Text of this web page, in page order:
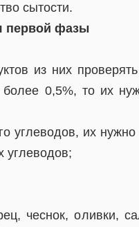
сытости.
первой фазы
из них
0,5%, то их
углеводов, их нужно
углеводов;
чеснок, оливки,